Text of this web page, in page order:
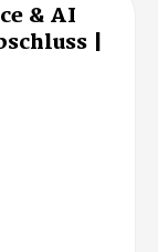
& AI
|